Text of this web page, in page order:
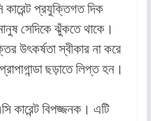
কারেন্ট প্রযুক্তিগত দিক
সেদিকে ঝুঁকতে থাকে।
উৎকর্ষতা স্বীকার না করে
ছড়াতে লিপ্ত হন।
কারেন্ট বিপজ্জনক। এটি